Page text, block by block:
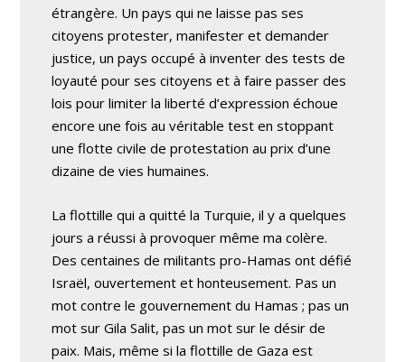
étrangère. Un pays qui ne laisse pas ses
citoyens protester, manifester et demander
justice, un pays occupé à inventer des tests de
loyauté pour ses citoyens et à faire passer des
lois pour limiter la liberté d’expression échoue
encore une fois au véritable test en stoppant
une flotte civile de protestation au prix d’une
dizaine de vies humaines.
La flottille qui a quitté la Turquie, il y a quelques
jours a réussi à provoquer même ma colère.
Des centaines de militants pro-Hamas ont défié
Israël, ouvertement et honteusement. Pas un
mot contre le gouvernement du Hamas ; pas un
mot sur Gila Salit, pas un mot sur le désir de
paix. Mais, même si la flottille de Gaza est